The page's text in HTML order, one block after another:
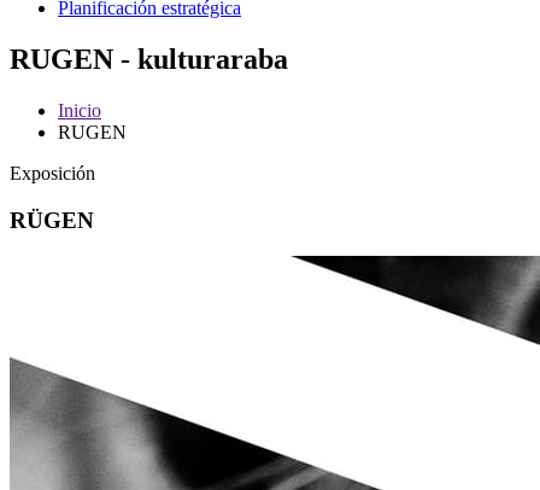
Planificación estratégica
RUGEN - kulturaraba
Inicio
RUGEN
Exposición
RÜGEN